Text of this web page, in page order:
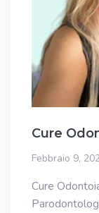
Cure
Febbraio 9,
Cure